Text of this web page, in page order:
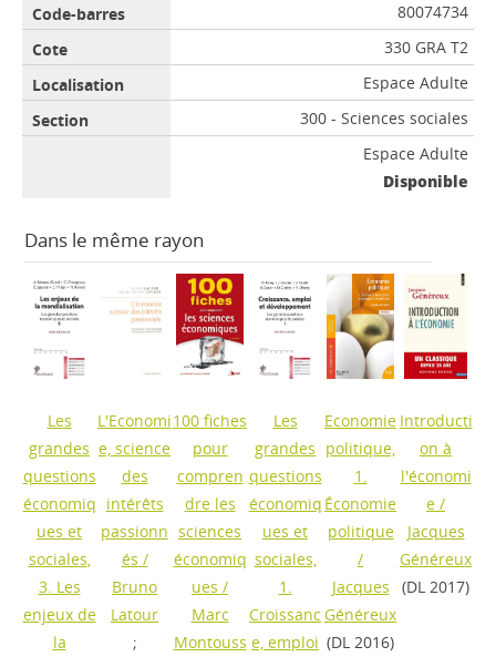
80074734
330 GRA T2
Espace Adulte
300 - Sciences sociales
Espace Adulte
Disponible
Dans le même rayon
Les
grandes
questions
économiq
ues et
sociales,
3. Les
enjeux de
la
L'Economi
e, science
des
intérêts
passionn
és /
Bruno
Latour
;
100 fiches
pour
compren
dre les
sciences
économiq
ues /
Marc
Montouss
Les
grandes
questions
économiq
ues et
sociales,
1.
Croissanc
e, emploi
Economie
politique,
1.
Économie
politique
/
Jacques
Généreux
(DL 2016)
Introducti
on à
l'économi
e /
Jacques
Généreux
(DL 2017)